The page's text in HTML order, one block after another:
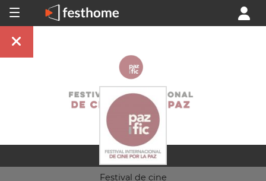
Festival de cine